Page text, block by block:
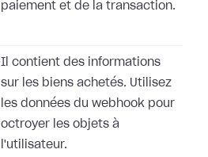
paiement et de la transaction.
Il contient des informations
sur les biens achetés. Utilisez
les données du webhook pour
octroyer les objets à
l'utilisateur.